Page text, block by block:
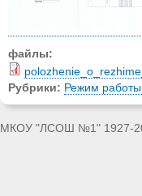
файлы:
Рубрики: Режим
МКОУ "ЛСОШ №1" 1927-